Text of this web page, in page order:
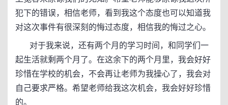
犯下的错误，相信老师，看到我这个态度也可以知道我
对这次事件有很深刻的悔过态度，相信我的悔过之心。
对于我来说，还有两个月的学习时间，和同学们一
起生活就剩两个月了。在这余下的两个月里，我会好好
珍惜在学校的机会，不会再让老师为我操心了，我会对
自己要求严格。希望老师给我这次机会，我会好好珍惜
的。